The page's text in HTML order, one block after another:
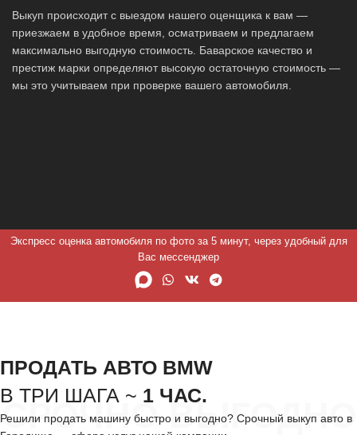
Выкуп происходит с выездом нашего оценщика к вам —
приезжаем в удобное время, осматриваем и предлагаем
максимально выгодную стоимость. Баварское качество и
престиж марки определяют высокую остаточную стоимость —
мы это учитываем при проверке вашего автомобиля.
Экспресс оценка автомобиля по фото за 5 минут, через удобный для
Вас мессенджер
СРОЧНО ВЫГОДНО
ПРОДАТЬ АВТО BMW
В ТРИ ШАГА ~ 1 ЧАС.
Решили продать машину быстро и выгодно? Срочный выкуп авто в